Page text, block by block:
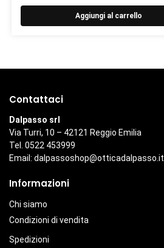
Aggiungi al carrello
Contattaci
Dalpasso srl
Via Turri, 10 – 42121 Reggio Emilia
Tel. 0522 453999
Email: dalpassoshop@otticadalpasso.it
Informazioni
Chi siamo
Condizioni di vendita
Spedizioni